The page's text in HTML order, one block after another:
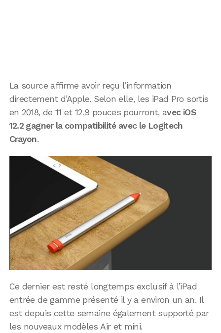
La source affirme avoir reçu l’information
directement d’Apple. Selon elle, les iPad Pro sortis
en 2018, de 11 et 12,9 pouces pourront, avec iOS
12.2 gagner la compatibilité avec le Logitech
Crayon.
Ce dernier est resté longtemps exclusif à l’iPad
entrée de gamme présenté il y a environ un an. Il
est depuis cette semaine également supporté par
les nouveaux modèles Air et mini.